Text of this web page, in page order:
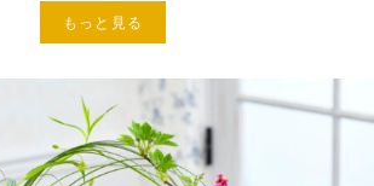
もっと見る